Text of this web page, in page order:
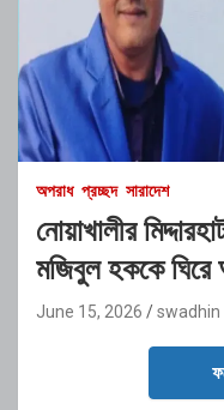
অপরাধ প্রচ্ছদ সারাদেশ
নোয়াখালীর
মজিবুল হককে
June 15, 2026 swadhin